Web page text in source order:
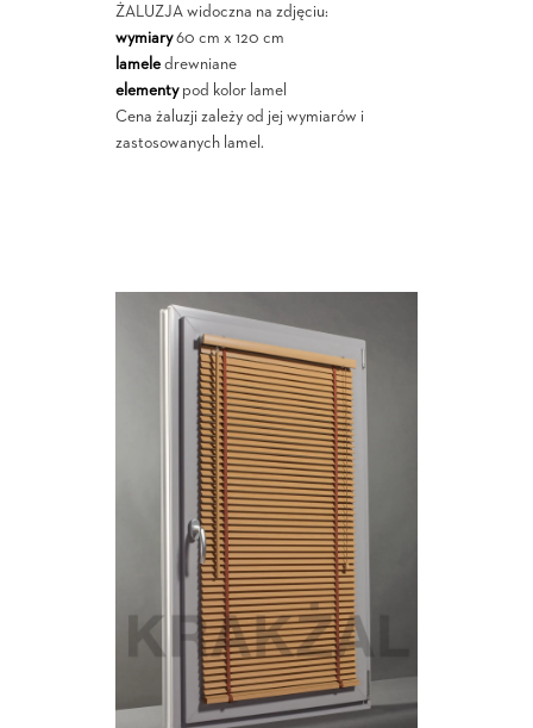
ŻALUZJA widoczna na zdjęciu:
wymiary60 cm x 120 cm
lameledrewniane
elementypod kolor lamel
Cena żaluzji zależy od jej wymiarów i
zastosowanych lamel.